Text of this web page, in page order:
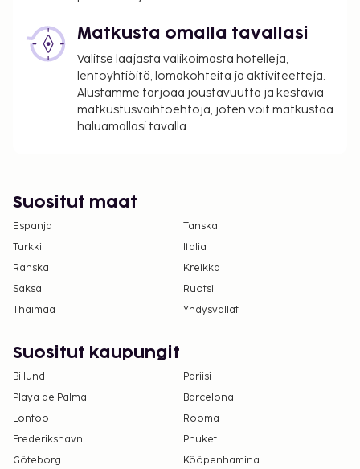
Matkusta omalla tavallasi
Valitse laajasta valikoimasta hotelleja,
lentoyhtiöitä, lomakohteita ja aktiviteetteja.
Alustamme tarjoaa joustavuutta ja kestäviä
matkustusvaihtoehtoja, joten voit matkustaa
haluamallasi tavalla.
Suositut maat
Espanja
Tanska
Turkki
Italia
Ranska
Kreikka
Saksa
Ruotsi
Thaimaa
Yhdysvallat
Suositut kaupungit
Billund
Pariisi
Playa de Palma
Barcelona
Lontoo
Rooma
Frederikshavn
Phuket
Göteborg
Kööpenhamina